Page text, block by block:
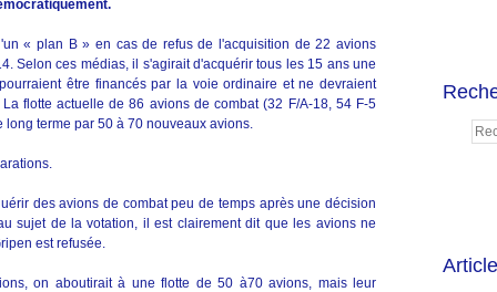
« plan B » en cas de refus de l'acquisition de 22 avions
Selon ces médias, il s'agirait d'acquérir tous les 15 ans une
être financés par la voie ordinaire et ne devraient
flotte actuelle de 86 avions de combat (32 F/A-18, 54 F-5
terme par 50 à 70 nouveaux avions.
des avions de combat peu de temps après une décision
sujet de la votation, il est clairement dit que les avions ne
est refusée.
on aboutirait à une flotte de 50 à70 avions, mais leur